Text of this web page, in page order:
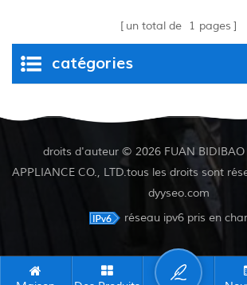
pression de 4,0 L/min,
80 PSI
un total de 1 pages
catégories
droits d'auteur © 2026 FUAN BIDIBAO
APPLIANCE CO., LTD.tous les droits sont
dyyseo.com
réseau ipv6 pris en